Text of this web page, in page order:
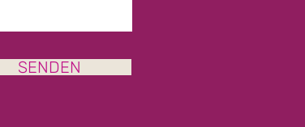
SENDEN